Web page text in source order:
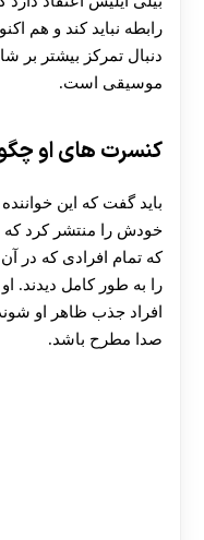
رابطه نباید کند و هم‌
دنبال تمرکز بیشتر
موسیقی است.
کنسرت های او
باید گفت که این
خودش را منتشر کرد
که تمام افرادی که در
را به طور کامل دیدند.
افراد جذب ظاهر او
صدا مطرح باشد.